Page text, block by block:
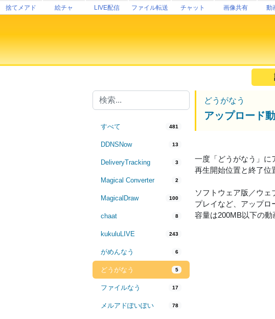
捨てメアド 絵チャ LIVE配信 ファイル転送 チャット 画像共有 動
すべて 481
DDNSNow 13
DeliveryTracking 3
Magical Converter 2
MagicalDraw 100
chaat 8
kukuluLIVE 243
がめんなう 6
どうがなう 5
ファイルなう 17
メルアドぽいぽい 78
どうがなう
アップロード
一度「どうがなう」に
再生開始位置と終了位
ソフトウェア版／ウェ
プレイなど、アップロ
容量は200MB以下の動